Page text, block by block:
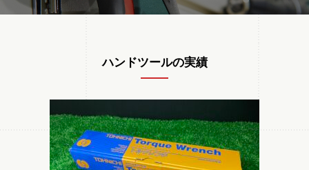
ハンドツールの実績